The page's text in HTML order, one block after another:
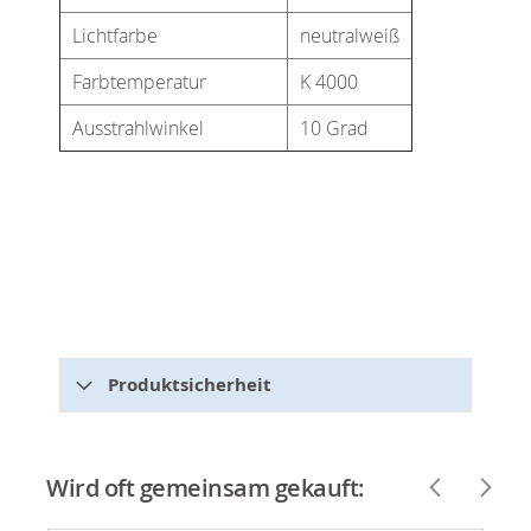
Lichtfarbe
neutralweiß
Farbtemperatur
K 4000
Ausstrahlwinkel
10 Grad
Produktsicherheit
Wird oft gemeinsam gekauft: